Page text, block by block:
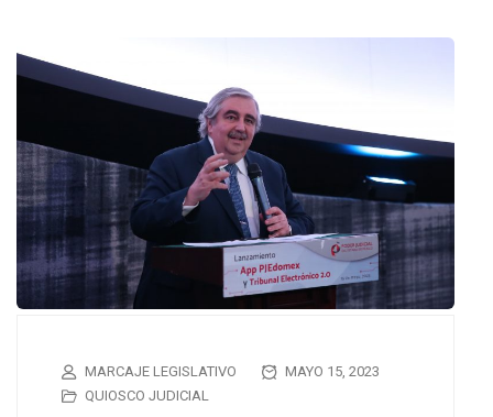
MARCAJE LEGISLATIVO
MAYO 15, 2023
QUIOSCO JUDICIAL